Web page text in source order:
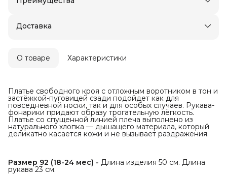
Оплата частями в Сплит
Доставка
О товаре Характеристики
Платье свободного кроя с отложным воротником в тон и
застёжкой-пуговицей сзади подойдет как для
повседневной носки, так и для особых случаев. Рукава-
фонарики придают образу трогательную лёгкость.
Платье со спущенной линией плеча выполнено из
натурального хлопка — дышащего материала, который
деликатно касается кожи и не вызывает раздражения.
Размер 92 (18-24 мес) - Длина изделия 50 см. Длина
рукава 23 см.